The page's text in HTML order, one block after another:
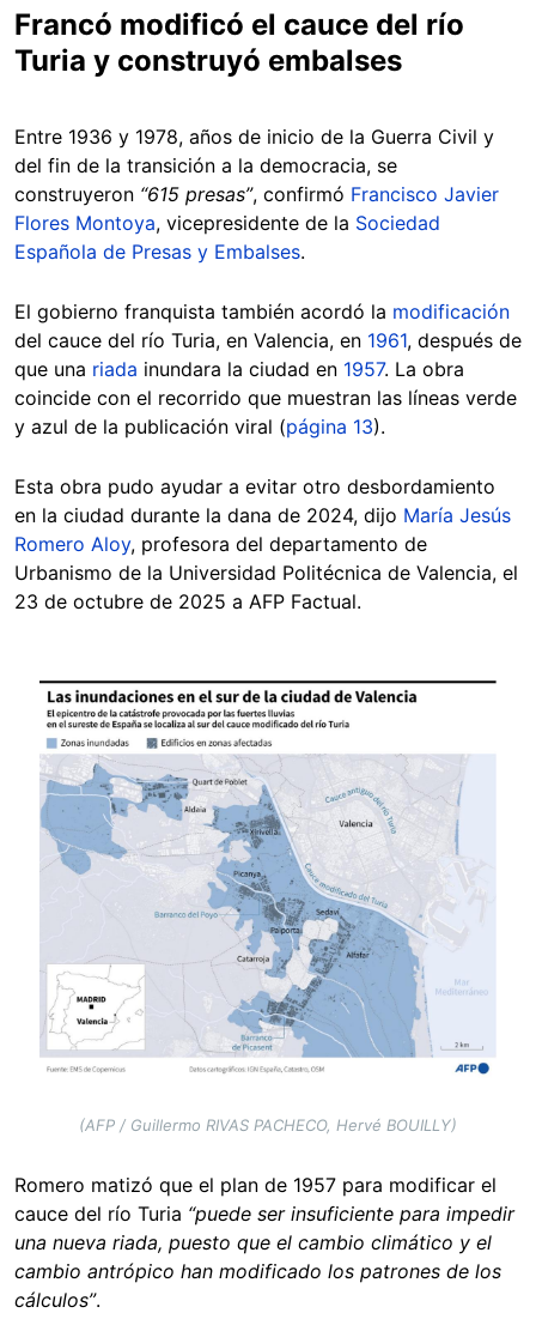
Francó modificó el cauce del río
Turia y construyó embalses
Entre 1936 y 1978, años de inicio de la Guerra Civil y
del fin de la transición a la democracia, se
construyeron “615 presas”, confirmó Francisco Javier
Flores Montoya, vicepresidente de la Sociedad
Española de Presas y Embalses.
El gobierno franquista también acordó la modificación
del cauce del río Turia, en Valencia, en 1961, después de
que una riada inundara la ciudad en 1957. La obra
coincide con el recorrido que muestran las líneas verde
y azul de la publicación viral (página 13).
Esta obra pudo ayudar a evitar otro desbordamiento
en la ciudad durante la dana de 2024, dijo María Jesús
Romero Aloy, profesora del departamento de
Urbanismo de la Universidad Politécnica de Valencia, el
23 de octubre de 2025 a AFP Factual.
Image
(AFP / Guillermo RIVAS PACHECO, Hervé BOUILLY)
Romero matizó que el plan de 1957 para modificar el
cauce del río Turia “puede ser insuficiente para impedir
una nueva riada, puesto que el cambio climático y el
cambio antrópico han modificado los patrones de los
cálculos”.